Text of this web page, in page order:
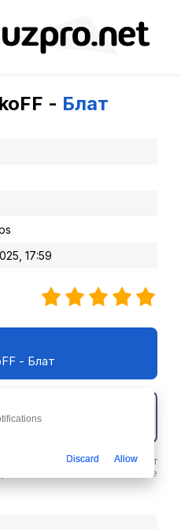
- Блат
17:59
- Блат
Sirix, KalashnikoFF - Блат
ее бесплатнов любое
Discard Allow